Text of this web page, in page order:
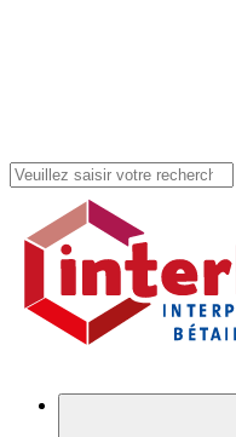
Rechercher
dans
site